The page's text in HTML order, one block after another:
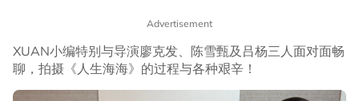
Advertisement
XUAN小编特别与导演廖克发、陈雪甄及吕杨三人面对面畅
聊，拍摄《人生海海》的过程与各种艰辛！